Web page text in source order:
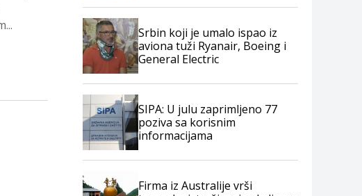
Srbin koji je umalo ispao iz
aviona tuži Ryanair, Boeing i
General Electric
SIPA: U julu zaprimljeno 77
poziva sa korisnim
informacijama
Firma iz Australije vrši